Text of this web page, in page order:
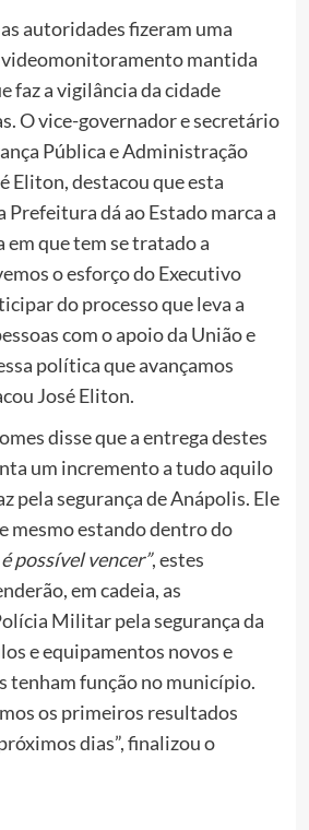
autoridades fizeram uma
mantida
faz a vigilância da cidade
O vice-governador e secretário
Pública e Administração
Eliton, destacou que esta
dá ao Estado marca a
que tem se tratado a
o esforço do Executivo
do processo que leva a
com o apoio da União e
política que avançamos
José Eliton.
disse que a entrega destes
um incremento a tudo aquilo
pela segurança de Anápolis. Ele
mesmo estando dentro do
é possível vencer”, estes
em cadeia, as
Militar pela segurança da
e equipamentos novos e
tenham função no município.
os primeiros resultados
dias”, finalizou o